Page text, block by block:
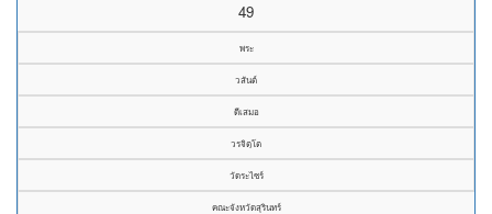
49
พระ
วสันต์
ดีเสมอ
วรจิตฺโต
วัดระไซร์
คณะจังหวัดสุรินทร์